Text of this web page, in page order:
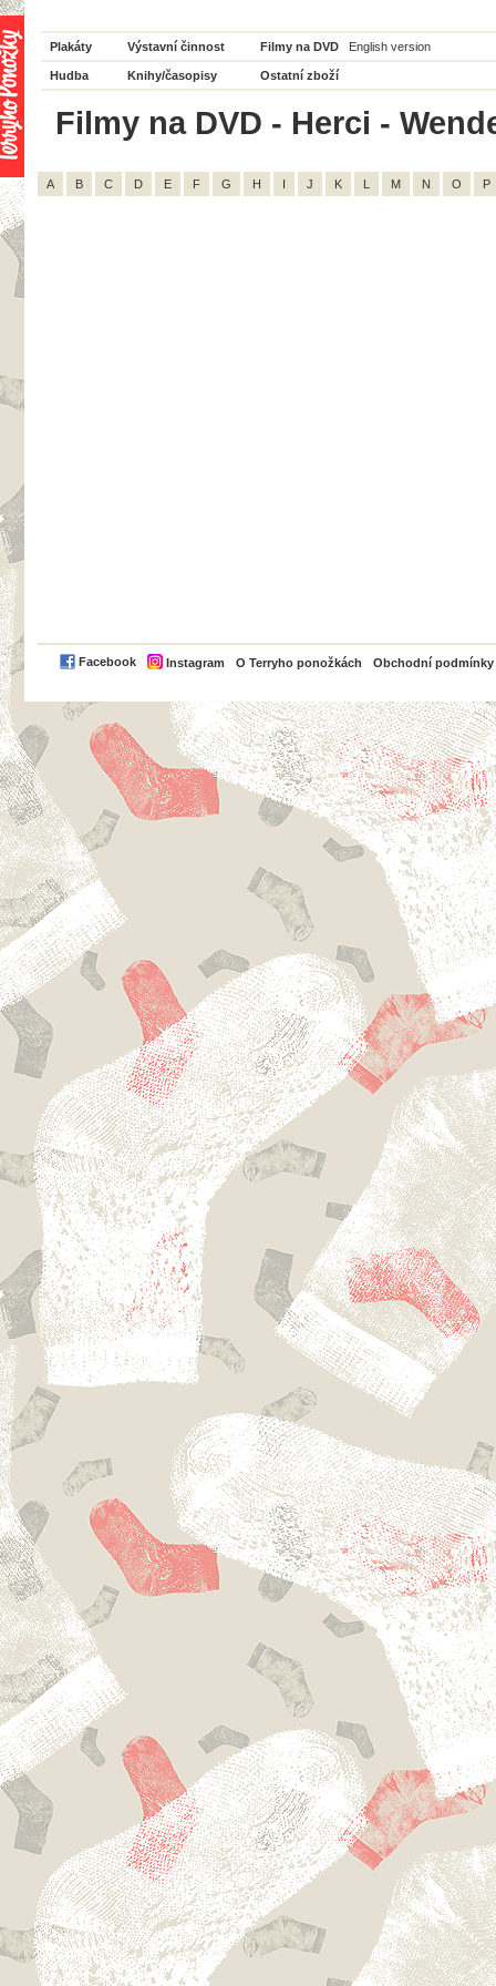
Plakáty Výstavní činnost Filmy na DVD English version
Hudba Knihy/časopisy Ostatní zboží
Filmy na DVD - Herci -
A B C D E F G H I J K L M N O P
Facebook Instagram O Terryho ponožkách Obchodní podmínky
PayPal